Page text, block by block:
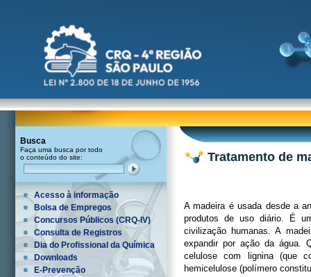
Busca
Faça uma busca por todo
o conteúdo do site:
Acesso à informação
Bolsa de Empregos
Concursos Públicos (CRQ-IV)
Consulta de Registros
Dia do Profissional da Química
Downloads
E-Prevenção
Tratamento de
A madeira é usada desde a
produtos de uso diário. É
civilização humanas. A
expandir por ação da água.
celulose com lignina (que
hemicelulose (polímero